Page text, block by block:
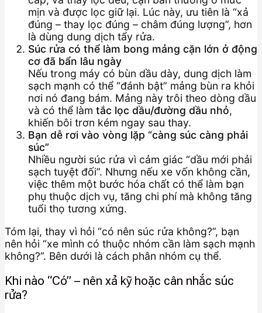
mịn và được lọc giữ lại. Lúc này, ưu tiên là “xả
đúng – thay lọc đúng – châm đúng lượng”, hơn
là dùng dung dịch tẩy rửa.
Súc rửa có thể làm bong mảng cặn lớn ở động
cơ đã bẩn lâu ngày
Nếu trong máy có bùn dầu dày, dung dịch làm
sạch mạnh có thể “đánh bật” mảng bùn ra khỏi
nơi nó đang bám. Mảng này trôi theo dòng dầu
và có thể làm tắc lọc dầu/đường dầu nhỏ,
khiến bôi trơn kém ngay sau thay.
Bạn dễ rơi vào vòng lặp “càng súc càng phải
súc”
Nhiều người súc rửa vì cảm giác “dầu mới phải
sạch tuyệt đối”. Nhưng nếu xe vốn không cần,
việc thêm một bước hóa chất có thể làm bạn
phụ thuộc dịch vụ, tăng chi phí mà không tăng
tuổi thọ tương xứng.
Tóm lại, thay vì hỏi “có nên súc rửa không?”, bạn
nên hỏi “xe mình có thuộc nhóm cần làm sạch mạnh
không?”. Bên dưới là cách phân nhóm cụ thể.
Khi nào “Có” – nên xả kỹ hoặc cân nhắc súc
rửa?